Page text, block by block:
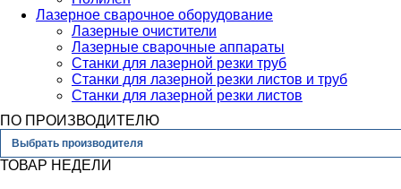
Лазерное сварочное оборудование
Лазерные очистители
Лазерные сварочные аппараты
Станки для лазерной резки труб
Станки для лазерной резки листов и труб
Станки для лазерной резки листов
ПО ПРОИЗВОДИТЕЛЮ
Выбрать производителя
ТОВАР НЕДЕЛИ